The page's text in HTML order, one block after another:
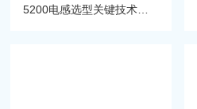
5200电感选型关键技术与